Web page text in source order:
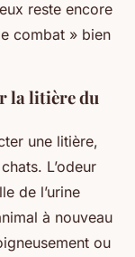
reste encore
combat » bien
la litière du
une litière,
L’odeur
de l’urine
à nouveau
ou